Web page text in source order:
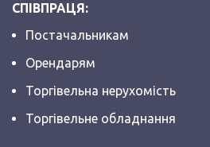
СПІВПРАЦЯ:
Постачальникам
Орендарям
Торгівельна нерухомість
Торгівельне обладнання